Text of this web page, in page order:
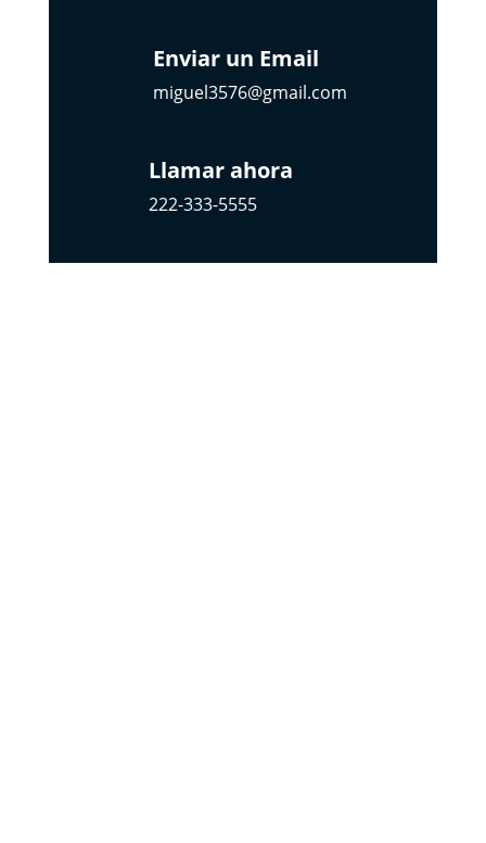
Enviar un Email
miguel3576@gmail.com
Llamar ahora
222-333-5555